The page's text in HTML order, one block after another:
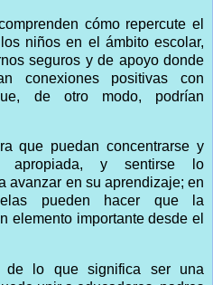
cómo repercute el
niños en el ámbito escolar,
seguros y de apoyo donde
conexiones positivas con
de otro modo, podrían
que puedan concentrarse y
apropiada, y sentirse lo
avanzar en su aprendizaje; en
pueden hacer que la
elemento importante desde el
de lo que significa ser una